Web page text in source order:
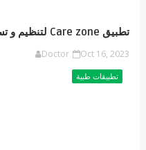
تطبيق Care zone لتنظيم و تسهيل الرعاية الشخصية و العائلية
Doctor Oct 16, 2023
تطبيقات طبية